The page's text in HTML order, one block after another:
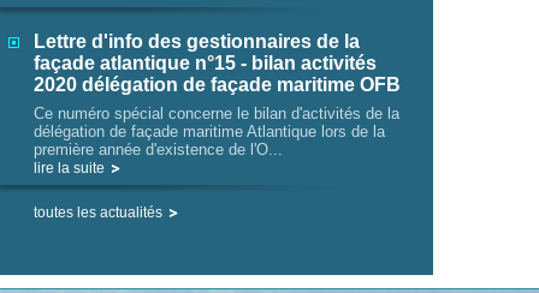
Lettre d'info des gestionnaires de la
façade atlantique n°15 - bilan activités
2020 délégation de façade maritime OFB
Ce numéro spécial concerne le bilan d'activités de la
délégation de façade maritime Atlantique lors de la
première année d'existence de l'O...
lire la suite
toutes les actualités